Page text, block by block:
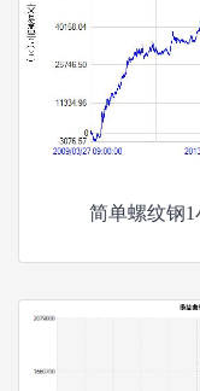
简单螺纹钢